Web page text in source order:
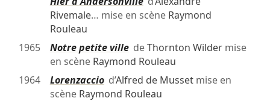
Rivemale… mise en scène Raymond
Rouleau
1965
Notre petite villedeThornton Wildermise
en scène Raymond Rouleau
1964
Lorenzacciod’Alfred de Mussetmise en
scène Raymond Rouleau